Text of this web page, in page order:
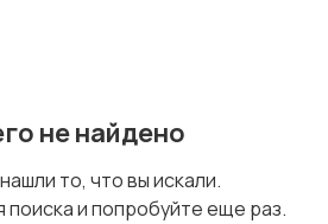
не найдено
то, что вы искали.
поиска и попробуйте еще раз.